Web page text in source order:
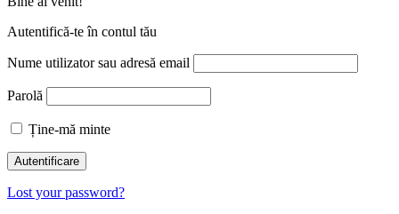
Autentifică-te în contul tău
Nume utilizator sau adresă email
Parolă
Ține-mă minte
Lost your password?